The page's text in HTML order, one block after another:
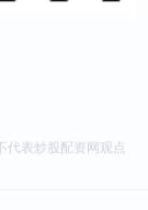
代表炒股配资网观点